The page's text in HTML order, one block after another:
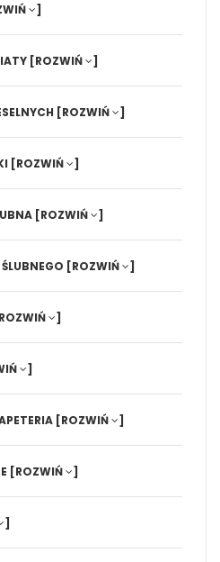
]
[ROZWIŃ ]
[ROZWIŃ ]
[ROZWIŃ ]
[ROZWIŃ ]
[ROZWIŃ ]
]
]
[ROZWIŃ ]
[ROZWIŃ ]
]